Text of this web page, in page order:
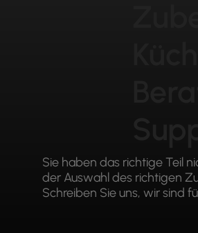
Sie haben das richtige Teil
der Auswahl des richtigen
Schreiben Sie uns, wir sind